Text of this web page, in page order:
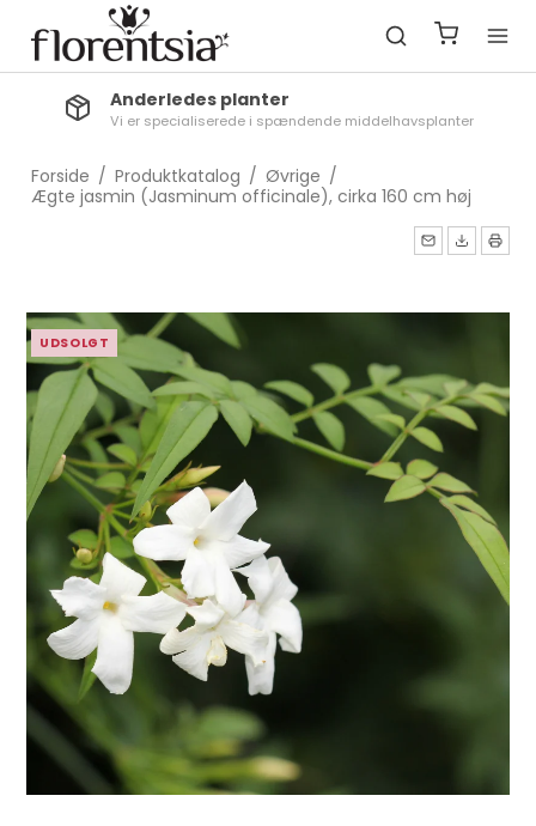
Anderledes planter
Vi er specialiserede i spændende middelhavsplanter
Forside / Produktkatalog / Øvrige /
Ægte jasmin (Jasminum officinale), cirka 160 cm høj
UDSOLGT